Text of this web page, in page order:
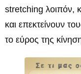
stretching λοιπόν,
και επεκτείνουν
το εύρος της